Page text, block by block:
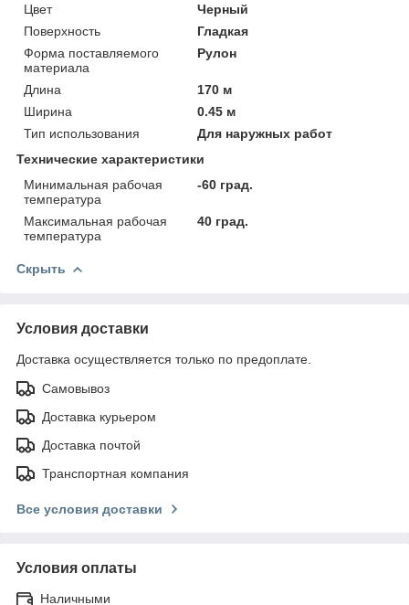
Цвет
Черный
Поверхность
Гладкая
Форма поставляемого
материала
Рулон
Длина
170 м
Ширина
0.45 м
Тип использования
Для наружных работ
Технические характеристики
Минимальная рабочая
температура
-60 град.
Максимальная рабочая
температура
40 град.
Скрыть
Условия доставки
Доставка осуществляется только по предоплате.
Самовывоз
Доставка курьером
Доставка почтой
Транспортная компания
Все условия доставки
Условия оплаты
Наличными